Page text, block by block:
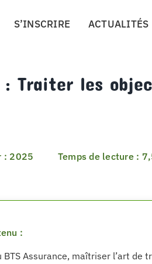
S’INSCRIRE ACTUALITÉS
: Traiter les
: 2025 Temps de lecture :
:
BTS Assurance, maîtriser l’art